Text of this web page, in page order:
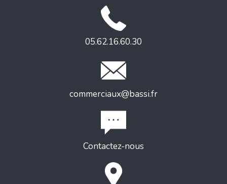
05.62.16.60.30
commerciaux@bassi.fr
Contactez-nous